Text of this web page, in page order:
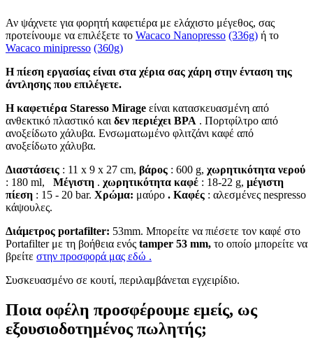
Αν ψάχνετε για φορητή καφετιέρα με ελάχιστο μέγεθος, σας
προτείνουμε να επιλέξετε το Wacaco Nanopresso (336g) ή το
Wacaco minipresso (360g)
Η πίεση εργασίας είναι στα χέρια σας χάρη στην ένταση της
άντλησης που επιλέγετε.
Η καφετιέρα Staresso Mirage είναι κατασκευασμένη από
ανθεκτικό πλαστικό και δεν περιέχει BPA . Πορτφίλτρο από
ανοξείδωτο χάλυβα. Ενσωματωμένο φλιτζάνι καφέ από
ανοξείδωτο χάλυβα.
Διαστάσεις : 11 x 9 x 27 cm, βάρος : 600 g, χωρητικότητα νερού
: 180 ml,
Μέγιστη . χωρητικότητα καφέ : 18-22 g, μέγιστη
πίεση : 15 - 20 bar. Χρώμα: μαύρο . Καφές : αλεσμένες nespresso
κάψουλες.
Διάμετρος portafilter: 53mm. Μπορείτε να πιέσετε τον καφέ στο
Portafilter με τη βοήθεια ενός tamper 53 mm, το οποίο μπορείτε να
βρείτε στην προσφορά μας εδώ .
Συσκευασμένο σε κουτί, περιλαμβάνεται εγχειρίδιο.
Ποια οφέλη προσφέρουμε εμείς, ως
εξουσιοδοτημένος πωλητής;